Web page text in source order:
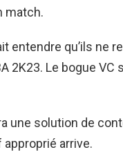
match.
entendre qu’ils ne
2K23. Le bogue VC
une solution de
approprié arrive.